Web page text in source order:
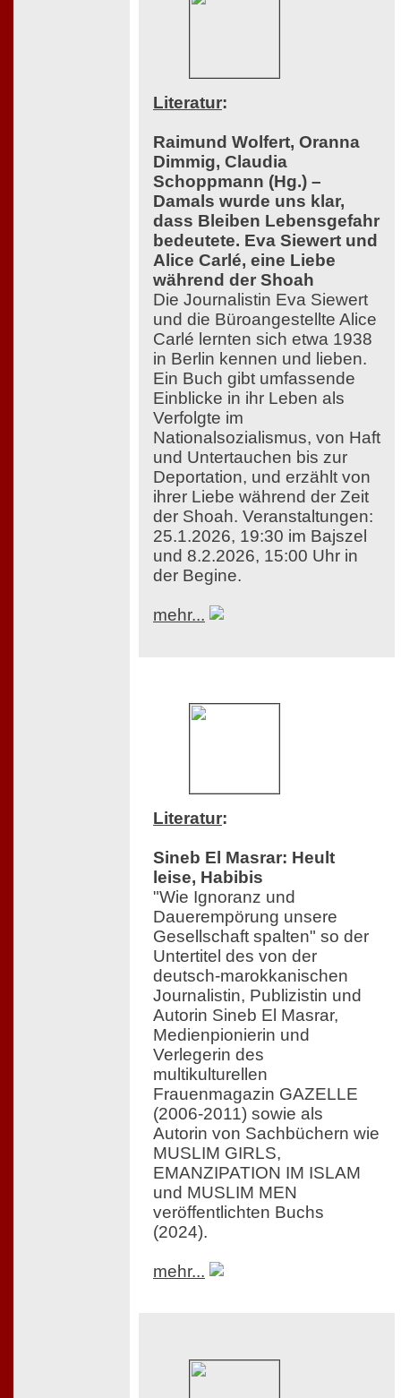
Literatur:
Raimund Wolfert, Oranna
Dimmig, Claudia
Schoppmann (Hg.) –
Damals wurde uns klar,
dass Bleiben Lebensgefahr
bedeutete. Eva Siewert und
Alice Carlé, eine Liebe
während der Shoah
Die Journalistin Eva Siewert
und die Büroangestellte Alice
Carlé lernten sich etwa 1938
in Berlin kennen und lieben.
Ein Buch gibt umfassende
Einblicke in ihr Leben als
Verfolgte im
Nationalsozialismus, von Haft
und Untertauchen bis zur
Deportation, und erzählt von
ihrer Liebe während der Zeit
der Shoah. Veranstaltungen:
25.1.2026, 19:30 im Bajszel
und 8.2.2026, 15:00 Uhr in
der Begine.
mehr...
Literatur:
Sineb El Masrar: Heult
leise, Habibis
"Wie Ignoranz und
Dauerempörung unsere
Gesellschaft spalten" so der
Untertitel des von der
deutsch-marokkanischen
Journalistin, Publizistin und
Autorin Sineb El Masrar,
Medienpionierin und
Verlegerin des
multikulturellen
Frauenmagazin GAZELLE
(2006-2011) sowie als
Autorin von Sachbüchern wie
MUSLIM GIRLS,
EMANZIPATION IM ISLAM
und MUSLIM MEN
veröffentlichten Buchs
(2024).
mehr...